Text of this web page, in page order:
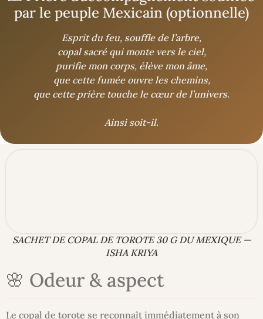
par le peuple Mexicain (optionnelle)
Esprit du feu, souffle de l’arbre,
copal sacré qui monte vers le ciel,
purifie mon corps, élève mon âme,
que cette fumée ouvre les chemins,
que cette prière touche le cœur de l’univers.
Ainsi soit-il.
SACHET DE COPAL DE TOROTE 30 G DU MEXIQUE —
ISHA KRIYA
🌸 Odeur & aspect
Le copal de torote se reconnaît immédiatement à son